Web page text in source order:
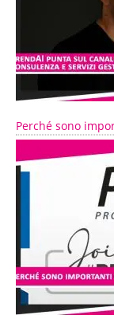
Perché sono